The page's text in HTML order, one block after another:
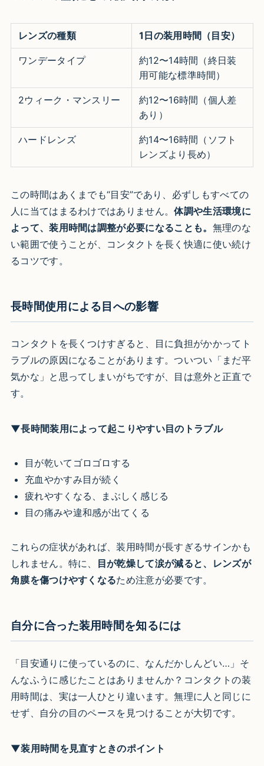
レンズの種類 1日の装用時間（目安）
ワンデータイプ
約12〜14時間（終日装
用可能な標準時間）
2ウィーク・マンスリー
約12〜16時間（個人差
あり）
ハードレンズ
約14〜16時間（ソフト
レンズより長め）
この時間はあくまでも“目安”であり、必ずしもすべての
人に当てはまるわけではありません。体調や生活環境に
よって、装用時間は調整が必要になることも。 無理のな
い範囲で使うことが、コンタクトを長く快適に使い続け
るコツです。
長時間使用による目への影響
コンタクトを長くつけすぎると、目に負担がかかってト
ラブルの原因になることがあります。ついつい「まだ平
気かな」と思ってしまいがちですが、目は意外と正直で
す。
▼長時間装用によって起こりやすい目のトラブル
目が乾いてゴロゴロする
充血やかすみ目が続く
疲れやすくなる、まぶしく感じる
目の痛みや違和感が出てくる
これらの症状があれば、装用時間が長すぎるサインかも
しれません。特に、
目が乾燥して涙が減ると、レンズが
角膜を傷つけやすくなるため注意が必要です。
自分に合った装用時間を知るには
「目安通りに使っているのに、なんだかしんどい…」そ
んなふうに感じたことはありませんか？コンタクトの装
用時間は、実は一人ひとり違います。無理に人と同じに
せず、自分の目のペースを見つけることが大切です。
▼装用時間を見直すときのポイント